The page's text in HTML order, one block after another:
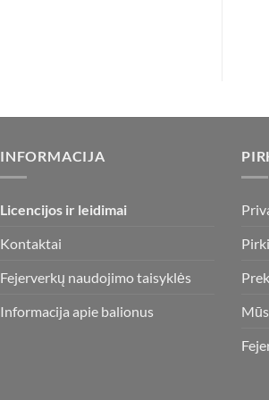
INFORMACIJA
Licencijos ir leidimai
Kontaktai
Fejerverkų naudojimo taisyklės
Informacija apie balionus